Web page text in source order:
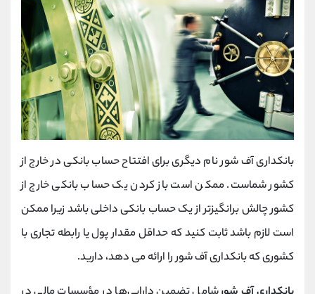
بانکداری آف‌ شور نام دیگری برای افتتاح حساب بانکی در خارج از
کشور شماست. ممکن است باز کردن یک حساب بانکی خارج از
کشور چالش برانگیزتر از یک حساب بانکی داخلی باشد زیرا ممکن
است لازم باشد ثابت کنید که حداقل مقدار پول یا رابطه تجاری با
کشوری که بانکداری آف‌ شور را ارائه می دهد، دارید.